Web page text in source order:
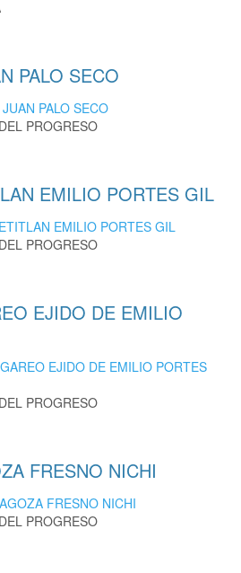
PALO SECO
PALO SECO
PROGRESO
EMILIO PORTES GIL
EMILIO PORTES GIL
PROGRESO
EJIDO DE EMILIO
EJIDO DE EMILIO PORTES
PROGRESO
FRESNO NICHI
FRESNO NICHI
PROGRESO